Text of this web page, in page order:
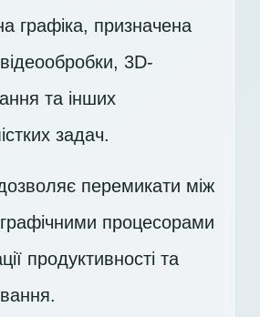
графіка, призначена
3D-
та інших
задач.
перемикати між
процесорами
продуктивності та